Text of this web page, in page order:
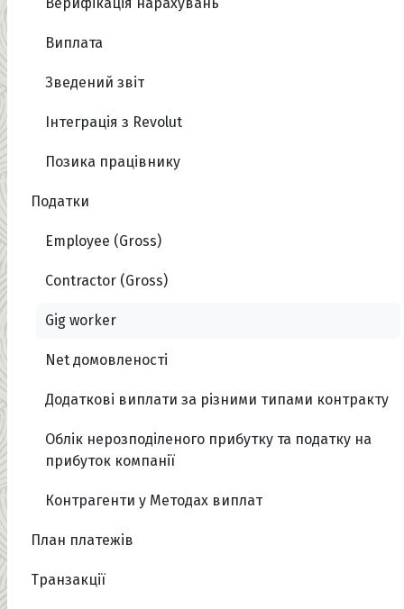
Виплата
Зведений звіт
Інтеграція з Revolut
Позика працівнику
Податки
Employee (Gross)
Contractor (Gross)
Gig worker
Net домовленості
Додаткові виплати за різними типами контракту
Облік нерозподіленого прибутку та податку на
прибуток компанії
Контрагенти у Методах виплат
План платежів
Транзакції